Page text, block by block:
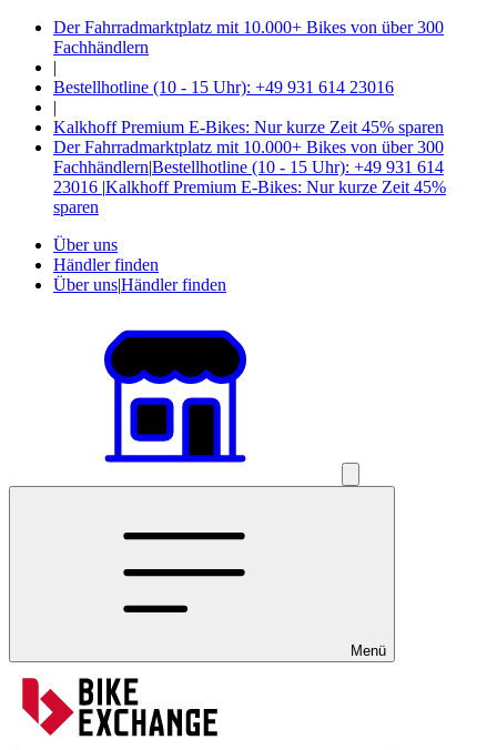
Der Fahrradmarktplatz mit 10.000+ Bikes von über 300
Fachhändlern
|
Bestellhotline (10 - 15 Uhr): +49 931 614 23016
|
Kalkhoff Premium E-Bikes: Nur kurze Zeit 45% sparen
Der Fahrradmarktplatz mit 10.000+ Bikes von über 300
Fachhändlern|Bestellhotline (10 - 15 Uhr): +49 931 614
23016 |Kalkhoff Premium E-Bikes: Nur kurze Zeit 45%
sparen
Über uns
Händler finden
Über uns|Händler finden
Menü